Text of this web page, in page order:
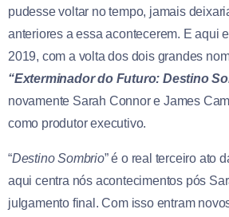
pudesse voltar no tempo, jamais
anteriores a essa acontecerem. E aqui
2019, com a volta dos dois grandes
“Exterminador do Futuro: Destino
novamente Sarah Connor e James
como produtor executivo.
“Destino Sombrio” é o real terceiro ato
aqui centra nós acontecimentos pós
julgamento final. Com isso entram